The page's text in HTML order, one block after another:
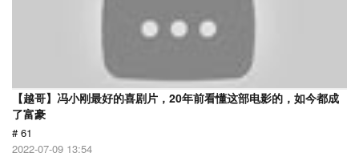
【越哥】冯小刚最好的喜剧片，20年前看懂这部电影的，如今都成
了富豪
# 61
2022-07-09 13:54